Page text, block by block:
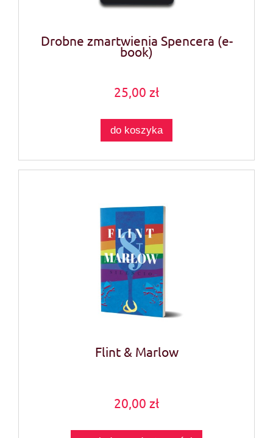
Drobne zmartwienia Spencera (e-
book)
25,00 zł
do koszyka
Flint & Marlow
20,00 zł